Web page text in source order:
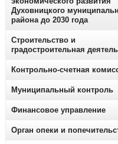
Духовницкого
района до 2030 года
Строительство и
градостроительная
Контрольно-счетная
Муниципальный контроль
Финансовое управление
Орган опеки и